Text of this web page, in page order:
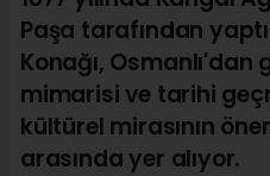
Paşa tarafından
Konağı, Osmanlı'dan
mimarisi ve tarihi
kültürel mirasının
arasında yer alıyor.